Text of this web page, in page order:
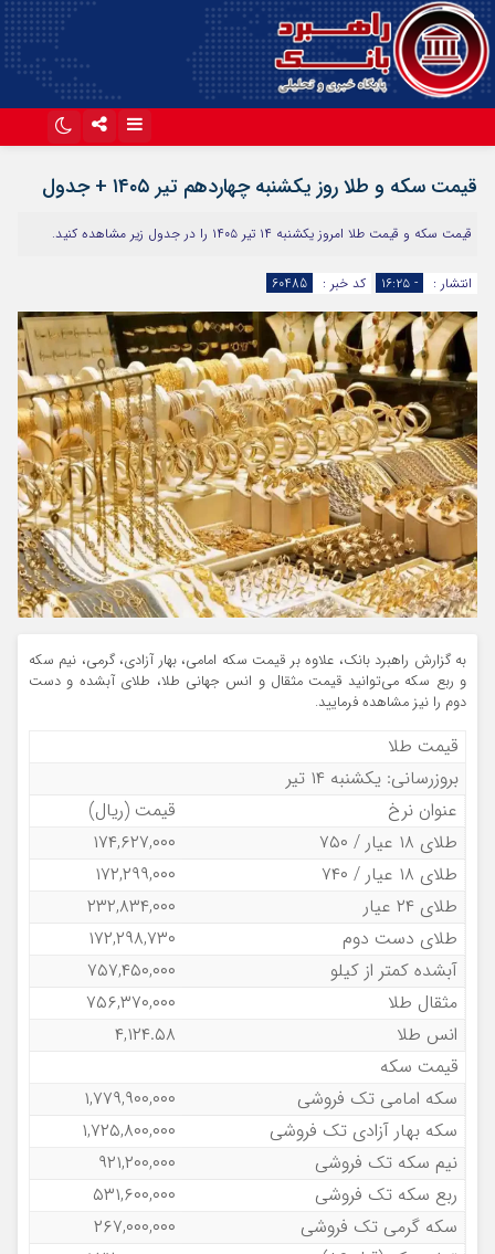
قیمت سکه و طلا روز یکشنبه چهاردهم تیر ۱۴۰۵ + جدول
قیمت سکه و قیمت طلا امروز یکشنبه ۱۴ تیر ۱۴۰۵ را در جدول زیر مشاهده کنید.
انتشار : - ۱۶:۲۵ کد خبر : 60485
به گزارش راهبرد بانک، علاوه بر قیمت سکه امامی، بهار آزادی، گرمی، نیم سکه
و ربع سکه می‌توانید قیمت مثقال و انس جهانی طلا، طلای آبشده و دست
دوم را نیز مشاهده فرمایید.
قیمت طلا
بروزرسانی: یکشنبه ۱۴ تیر
عنوان نرخ
قیمت (ریال)
طلای ۱۸ عیار / ۷۵۰
۱۷۴,۶۲۷,۰۰۰
طلای ۱۸ عیار / ۷۴۰
۱۷۲,۲۹۹,۰۰۰
طلای ۲۴ عیار
۲۳۲,۸۳۴,۰۰۰
طلای دست دوم
۱۷۲,۲۹۸,۷۳۰
آبشده کمتر از کیلو
۷۵۷,۴۵۰,۰۰۰
مثقال طلا
۷۵۶,۳۷۰,۰۰۰
انس طلا
۴,۱۲۴.۵۸
قیمت سکه
سکه امامی تک فروشی
۱,۷۷۹,۹۰۰,۰۰۰
سکه بهار آزادی تک فروشی
۱,۷۲۵,۸۰۰,۰۰۰
نیم سکه تک فروشی
۹۲۱,۲۰۰,۰۰۰
ربع سکه تک فروشی
۵۳۱,۶۰۰,۰۰۰
سکه گرمی تک فروشی
۲۶۷,۰۰۰,۰۰۰